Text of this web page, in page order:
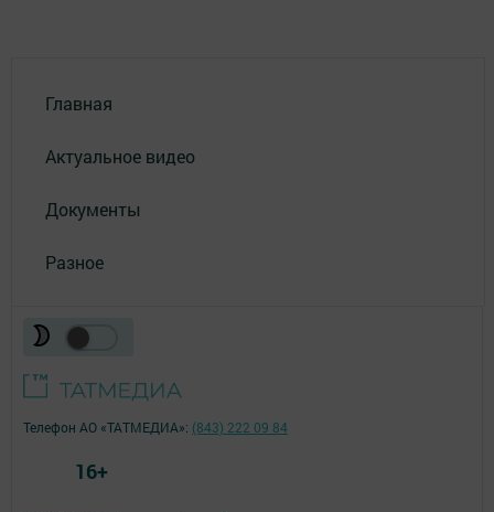
Главная
Актуальное видео
Документы
Разное
Телефон АО «ТАТМЕДИА»: (843) 222 09 84
16+